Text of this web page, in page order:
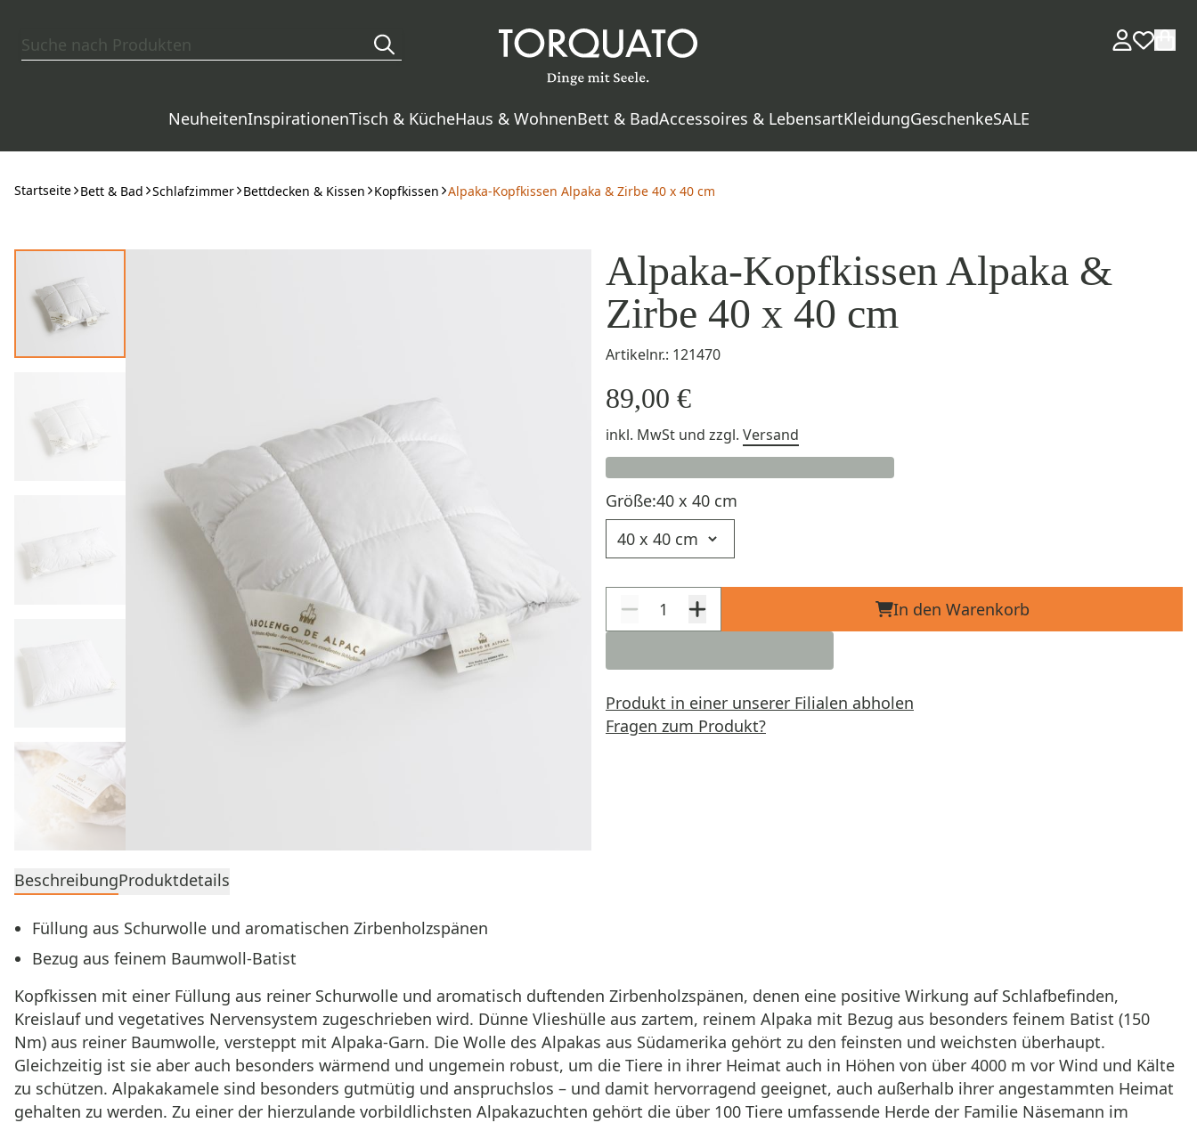
NeuheitenInspirationenTisch & KücheHaus & WohnenBett & BadAccessoires & LebensartKleidungGeschenkeSALE
Startseite Bett & Bad Schlafzimmer Bettdecken & Kissen Kopfkissen Alpaka-Kopfkissen Alpaka & Zirbe 40 x 40 cm
Alpaka-Kopfkissen Alpaka &
Zirbe 40 x 40 cm
Artikelnr.: 121470
89,00 €
inkl. MwSt und zzgl. Versand
Größe:40 x 40 cm
In den Warenkorb
Produkt in einer unserer Filialen abholen
Fragen zum Produkt?
BeschreibungProduktdetails
Füllung aus Schurwolle und aromatischen Zirbenholzspänen
Bezug aus feinem Baumwoll‑Batist
Kopfkissen mit einer Füllung aus reiner Schurwolle und aromatisch duftenden Zirbenholzspänen, denen eine positive Wirkung auf Schlafbefinden,
Kreislauf und vegetatives Nervensystem zugeschrieben wird. Dünne Vlieshülle aus zartem, reinem Alpaka mit Bezug aus besonders feinem Batist (150
Nm) aus reiner Baumwolle, versteppt mit Alpaka-Garn. Die Wolle des Alpakas aus Südamerika gehört zu den feinsten und weichsten überhaupt.
Gleichzeitig ist sie aber auch besonders wärmend und ungemein robust, um die Tiere in ihrer Heimat auch in Höhen von über 4000 m vor Wind und Kälte
zu schützen. Alpakakamele sind besonders gutmütig und anspruchslos – und damit hervorragend geeignet, auch außerhalb ihrer angestammten Heimat
gehalten zu werden. Zu einer der hierzulande vorbildlichsten Alpakazuchten gehört die über 100 Tiere umfassende Herde der Familie Näsemann im